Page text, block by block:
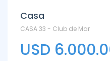
Casa
CASA 33 - Club de Mar
USD